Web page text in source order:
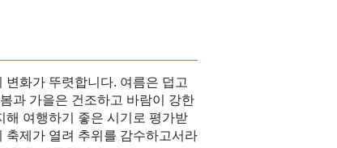
화가 뚜렷합니다. 여름은 덥고
과 가을은 건조하고 바람이 강한
해 여행하기 좋은 시기로 평가받
축제가 열려 추위를 감수하고서라